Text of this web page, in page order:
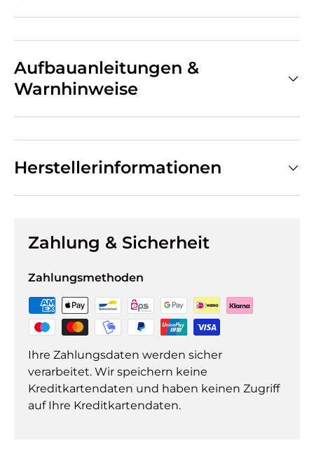
Aufbauanleitungen &
Warnhinweise
Herstellerinformationen
Zahlung & Sicherheit
Zahlungsmethoden
Ihre Zahlungsdaten werden sicher
verarbeitet. Wir speichern keine
Kreditkartendaten und haben keinen Zugriff
auf Ihre Kreditkartendaten.